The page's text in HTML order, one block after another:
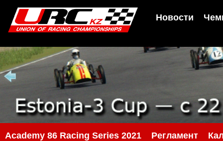
Новости
Academy 86 Racing Series 2021 Регламент